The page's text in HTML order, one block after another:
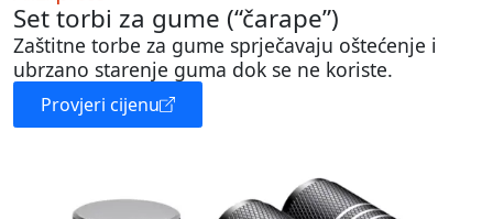
Set torbi za gume (“čarape”)
Zaštitne torbe za gume sprječavaju oštećenje i
ubrzano starenje guma dok se ne koriste.
Provjeri cijenu